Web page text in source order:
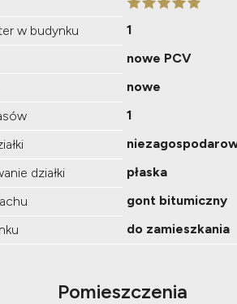
w budynku
1
nowe PCV
nowe
1
działki
płaska
gont bitumiczny
do zamieszkania
Pomieszczenia